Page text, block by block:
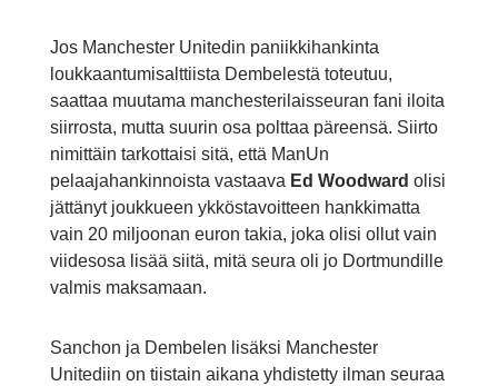
Jos Manchester Unitedin paniikkihankinta
loukkaantumisalttiista Dembelestä toteutuu,
saattaa muutama manchesterilaisseuran fani iloita
siirrosta, mutta suurin osa polttaa päreensä. Siirto
nimittäin tarkottaisi sitä, että ManUn
pelaajahankinnoista vastaava Ed Woodward olisi
jättänyt joukkueen ykköstavoitteen hankkimatta
vain 20 miljoonan euron takia, joka olisi ollut vain
viidesosa lisää siitä, mitä seura oli jo Dortmundille
valmis maksamaan.
Sanchon ja Dembelen lisäksi Manchester
Unitediin on tiistain aikana yhdistetty ilman seuraa